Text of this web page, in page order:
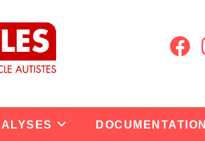
DOCUMENTATION